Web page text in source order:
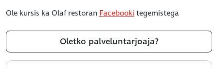
Ole kursis ka Olaf restoran Facebooki tegemistega
Oletko palveluntarjoaja?